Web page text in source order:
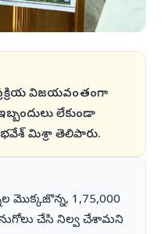
విజయవంతంగా
లేకుండా
భవేశ్ మిశ్రా తెలిపారు.
మొక్కజొన్న, 1,75,000
చేసి నిల్వ చేశామని